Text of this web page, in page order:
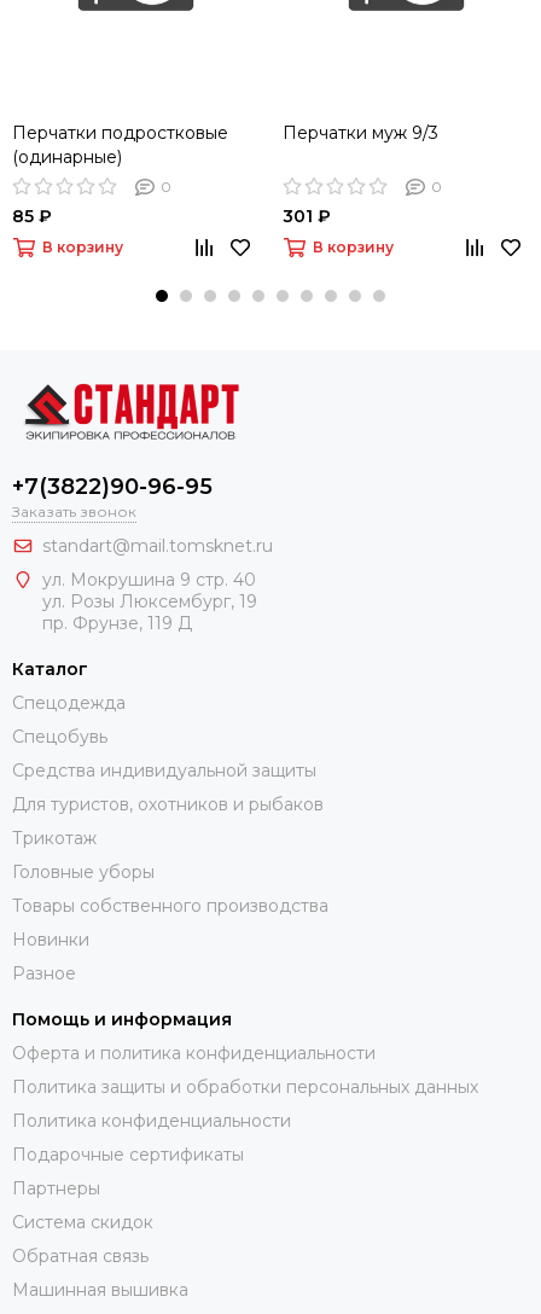
Перчатки подростковые
(одинарные)
0
85 ₽
В корзину
Перчатки муж 9/3
0
301 ₽
В корзину
+7(3822)90-96-95
Заказать звонок
standart@mail.tomsknet.ru
ул. Мокрушина 9 стр. 40
ул. Розы Люксембург, 19
пр. Фрунзе, 119 Д
Каталог
Спецодежда
Спецобувь
Средства индивидуальной защиты
Для туристов, охотников и рыбаков
Трикотаж
Головные уборы
Товары собственного производства
Новинки
Разное
Помощь и информация
Оферта и политика конфиденциальности
Политика защиты и обработки персональных данных
Политика конфиденциальности
Подарочные сертификаты
Партнеры
Система скидок
Обратная связь
Машинная вышивка